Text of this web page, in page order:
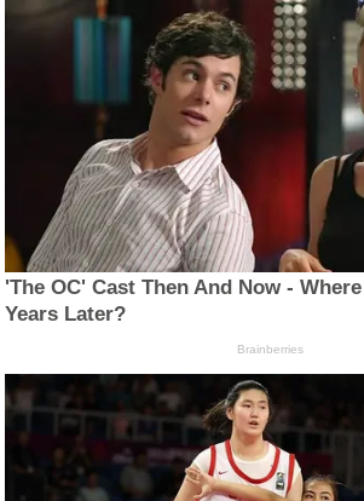
'The OC' Cast Then And Now -
Years Later?
Brainberries